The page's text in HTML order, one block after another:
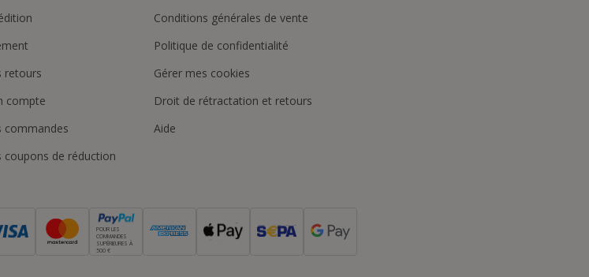
retours
compte
commandes
coupons de réduction
Conditions générales de vente
Politique de confidentialité
Gérer mes cookies
Droit de rétractation et retours
Aide
POUR LES
COMMANDES
SUPÉRIEURES À
500 €